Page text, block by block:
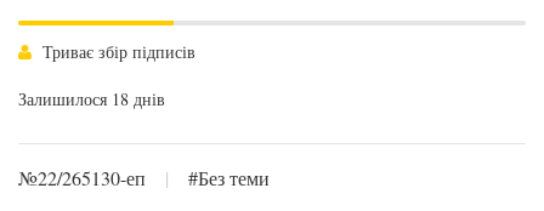
Триває збір підписів
Залишилося 18 днів
№22/265130-еп | #Без теми